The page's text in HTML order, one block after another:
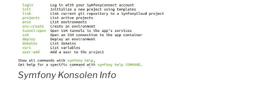
Symfony Konsolen Info